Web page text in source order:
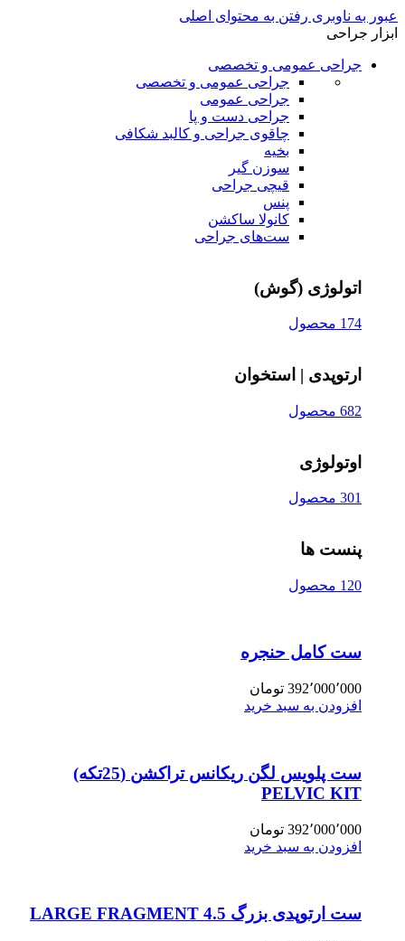
عبور به ناوبری رفتن به محتوای اصلی
ابزار جراحی
جراحی عمومی و تخصصی
جراحی عمومی و تخصصی
جراحی عمومی
جراحی دست و پا
چاقوی جراحی و کالبد شکافی
بخیه
سوزن‌ گیر
قیچی‌ جراحی
پنس
کانولا ساکشن
ست‌های جراحی
اتولوژی (گوش)
174 محصول
ارتوپدی | استخوان
682 محصول
اوتولوژی
301 محصول
پنست ها
120 محصول
ست کامل حنجره
392٬000٬000 تومان
افزودن به سبد خرید
ست پلویس لگن ریکانس تراکشن (25تکه)
PELVIC KIT
392٬000٬000 تومان
افزودن به سبد خرید
ست ارتوپدی بزرگ 4.5 LARGE FRAGMENT